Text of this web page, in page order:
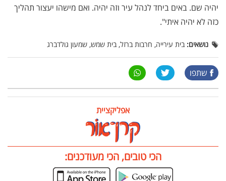
יהיה שם. באים ביחד לנהל עיר וזה יהיה. ואם מישהו יעצור תהליך
כזה לא יהיה איתי".
נושאים: בית עירייה, חרבות ברזל, בית שמש, שמעון גולדברג
שתפו
אפליקציית
הכי טובים, הכי מעודכנים: